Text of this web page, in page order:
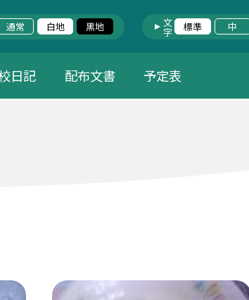
通常 白地 黒地 文字 標準 中
日記 配布文書 予定表